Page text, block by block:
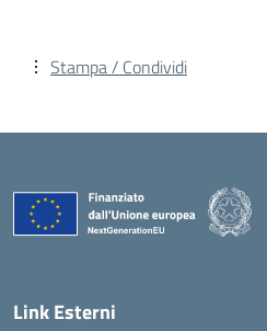
Stampa / Condividi
Link Esterni